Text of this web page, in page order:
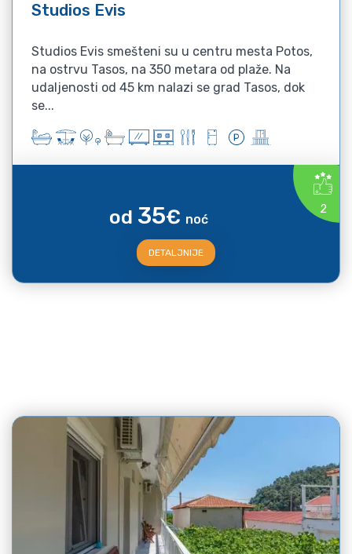
Studios Evis
Studios Evis smešteni su u centru mesta Potos,
na ostrvu Tasos, na 350 metara od plaže. Na
udaljenosti od 45 km nalazi se grad Tasos, dok
se...
2
od 35€ noć
DETALJNIJE